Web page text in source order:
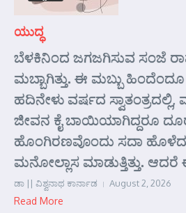
ಯುದ್ಧ
ಬೆಳಕಿನಿಂದ ಜಗಜಗಿಸುವ ಸಂಜೆ
ಮಬ್ಬಾಗಿತ್ತು. ಈ ಮಬ್ಬು
ಹದಿನೇಳು ವರ್ಷದ
ಜೀವನ ಕೈ ಬಾಯಿಯಾಗಿದ್ದರೂ
ಹೊಂಗಿರಣವೊಂದು ಸದಾ
ಮನೋಲ್ಲಾಸ ಮಾಡುತ್ತಿತ್ತು. ಆದರೆ
ಡಾ || ವಿಶ್ವನಾಥ ಕಾರ್ನಾಡ August 2, 2026
Read More